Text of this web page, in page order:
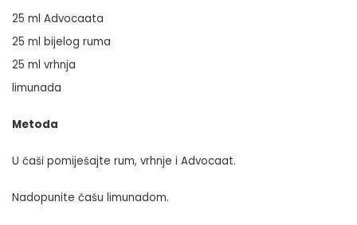
25 ml Advocaata
25 ml bijelog ruma
25 ml vrhnja
limunada
Metoda
U čaši pomiješajte rum, vrhnje i Advocaat.
Nadopunite čašu limunadom.